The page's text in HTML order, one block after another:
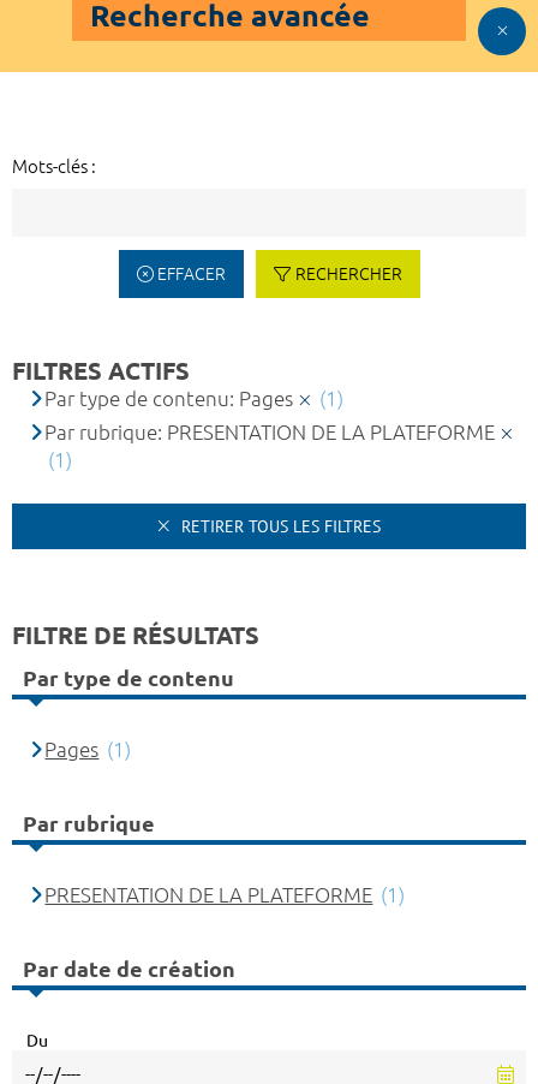
Recherche avancée
Mots-clés :
EFFACER RECHERCHER
FILTRES ACTIFS
Par type de contenu: Pages
(1)
Par rubrique: PRESENTATION DE LA PLATEFORME
(1)
RETIRER TOUS LES FILTRES
FILTRE DE RÉSULTATS
Par type de contenu
Pages (1)
Par rubrique
PRESENTATION DE LA PLATEFORME (1)
Par date de création
Du